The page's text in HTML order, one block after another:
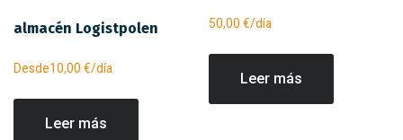
almacén Logistpolen
Desde10,00 €/día
Leer más
50,00€/día
Leer más